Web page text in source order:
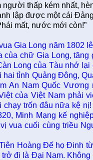
người thấp kém nhất,
lập được một cái
mất, nước mới còn!”
Gia Long năm 1802
chữ Gia Long,
Long của Tàu nhớ
tỉnh Quảng Ðông,
An Nam Quốc
của Việt Nam phải
trốn đâu nữa kệ
Minh Mạng kế
vua cuối cùng triều
Hoàng Ðế họ Ðinh
đi là Ðại Nam.